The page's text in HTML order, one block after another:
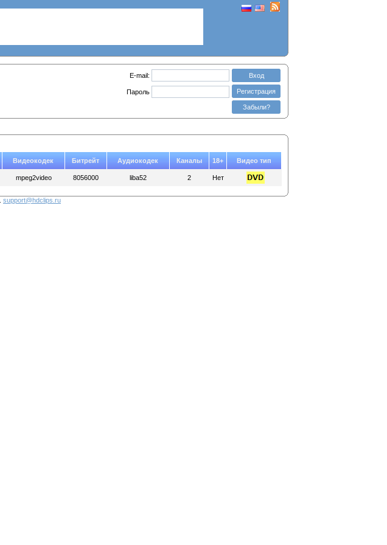
E-mail: Вход
Пароль Регистрация
Забыли?
Видеокодек Битрейт Аудиокодек Каналы 18+ Видео тип
mpeg2video 8056000 liba52 2 Нет
support@hdclips.ru